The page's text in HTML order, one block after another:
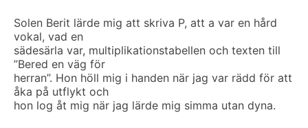
Solen Berit lärde mig att skriva P, att a var en hård
vokal, vad en
sädesärla var, multiplikationstabellen och texten till
”Bered en väg för
herran”. Hon höll mig i handen när jag var rädd för att
åka på utflykt och
hon log åt mig när jag lärde mig simma utan dyna.